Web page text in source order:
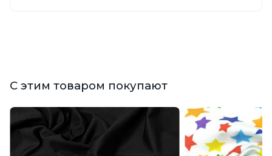
С этим товаром покупают